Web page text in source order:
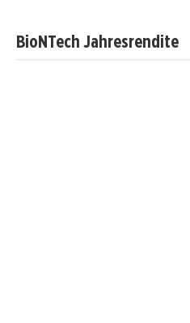
BioNTech Jahresrendite